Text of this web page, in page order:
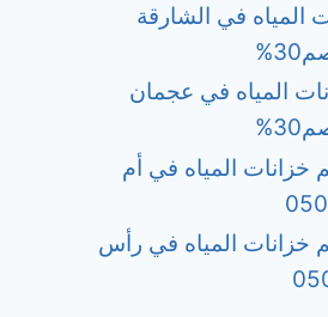
في الشارقة
المياه في عجمان
المياه في أم
خزانات المياه في رأس